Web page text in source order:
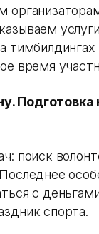
тимбилдингах
время
Подготовка
поиск
с
спорта.